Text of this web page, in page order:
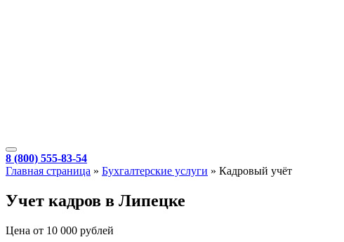
8 (800) 555-83-54
Главная страница » Бухгалтерские услуги » Кадровый учёт
Учет кадров в Липецке
Цена от 10 000 рублей